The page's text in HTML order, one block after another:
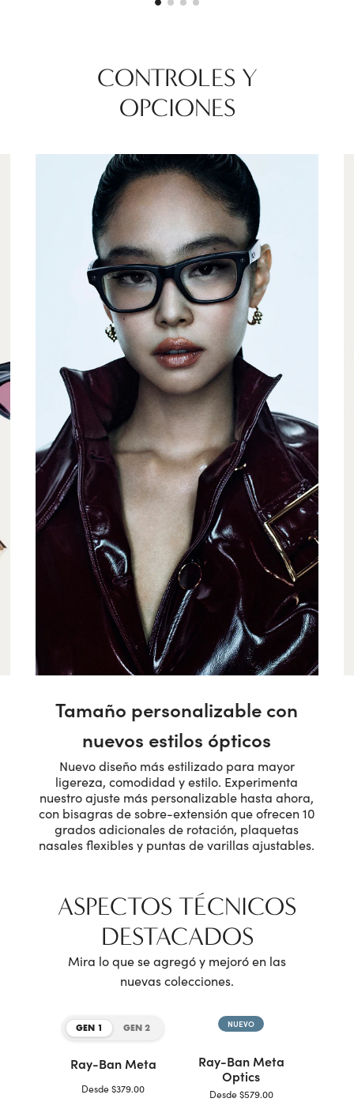
CONTROLES Y
OPCIONES
Tamaño personalizable con
nuevos estilos ópticos
Nuevo diseño más estilizado para mayor
ligereza, comodidad y estilo. Experimenta
nuestro ajuste más personalizable hasta ahora,
con bisagras de sobre-extensión que ofrecen 10
grados adicionales de rotación, plaquetas
nasales flexibles y puntas de varillas ajustables.
ASPECTOS TÉCNICOS
DESTACADOS
Mira lo que se agregó y mejoró en las
nuevas colecciones.
GEN 1 GEN 2
Ray-Ban Meta
Desde $379.00
NUEVO
Ray-Ban Meta
Optics
Desde $579.00